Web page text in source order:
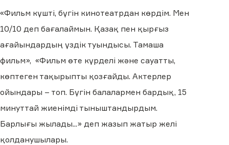
«Фильм күшті, бүгін кинотеатрдан көрдім. Мен
10/10 деп бағалаймын. Қазақ пен қырғыз
ағайындардың үздік туындысы. Тамаша
фильм», «Фильм өте күрделі және сауатты,
көптеген тақырыпты қозғайды. Актерлер
ойындары – топ. Бүгін балалармен бардық, 15
минуттай жиенімді тыныштандырдым.
Барлығы жылады...» деп жазып жатыр желі
қолданушылары.